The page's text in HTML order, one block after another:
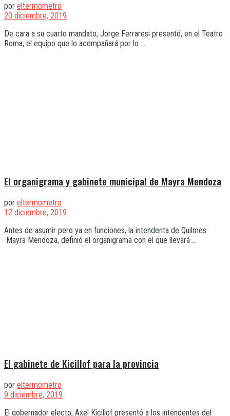
por eltermometro
20 diciembre, 2019
De cara a su cuarto mandato, Jorge Ferraresi presentó, en el Teatro
Roma, el equipo que lo acompañará por lo ...
El organigrama y gabinete municipal de Mayra Mendoza
por eltermometro
12 diciembre, 2019
Antes de asumir pero ya en funciones, la intendenta de Quilmes
Mayra Mendoza, definió el organigrama con el que llevará ...
El gabinete de Kicillof para la provincia
por eltermometro
9 diciembre, 2019
El gobernador electo, Axel Kicillof presentó a los intendentes del